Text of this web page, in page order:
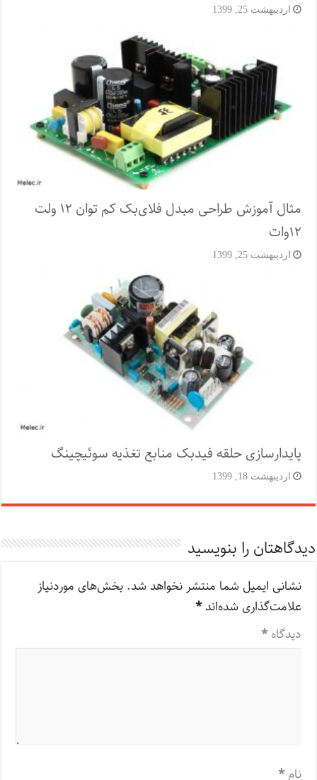
اردیبهشت 25, 1399
مثال آموزش طراحی مبدل فلای‌بک کم توان ۱۲ ولت
۱۲‌وات
اردیبهشت 25, 1399
پایدارسازی حلقه فیدبک منابع تغذیه سوئیچینگ
اردیبهشت 18, 1399
دیدگاهتان را بنویسید
نشانی ایمیل شما منتشر نخواهد شد. بخش‌های موردنیاز
علامت‌گذاری شده‌اند*
دیدگاه*
نام*